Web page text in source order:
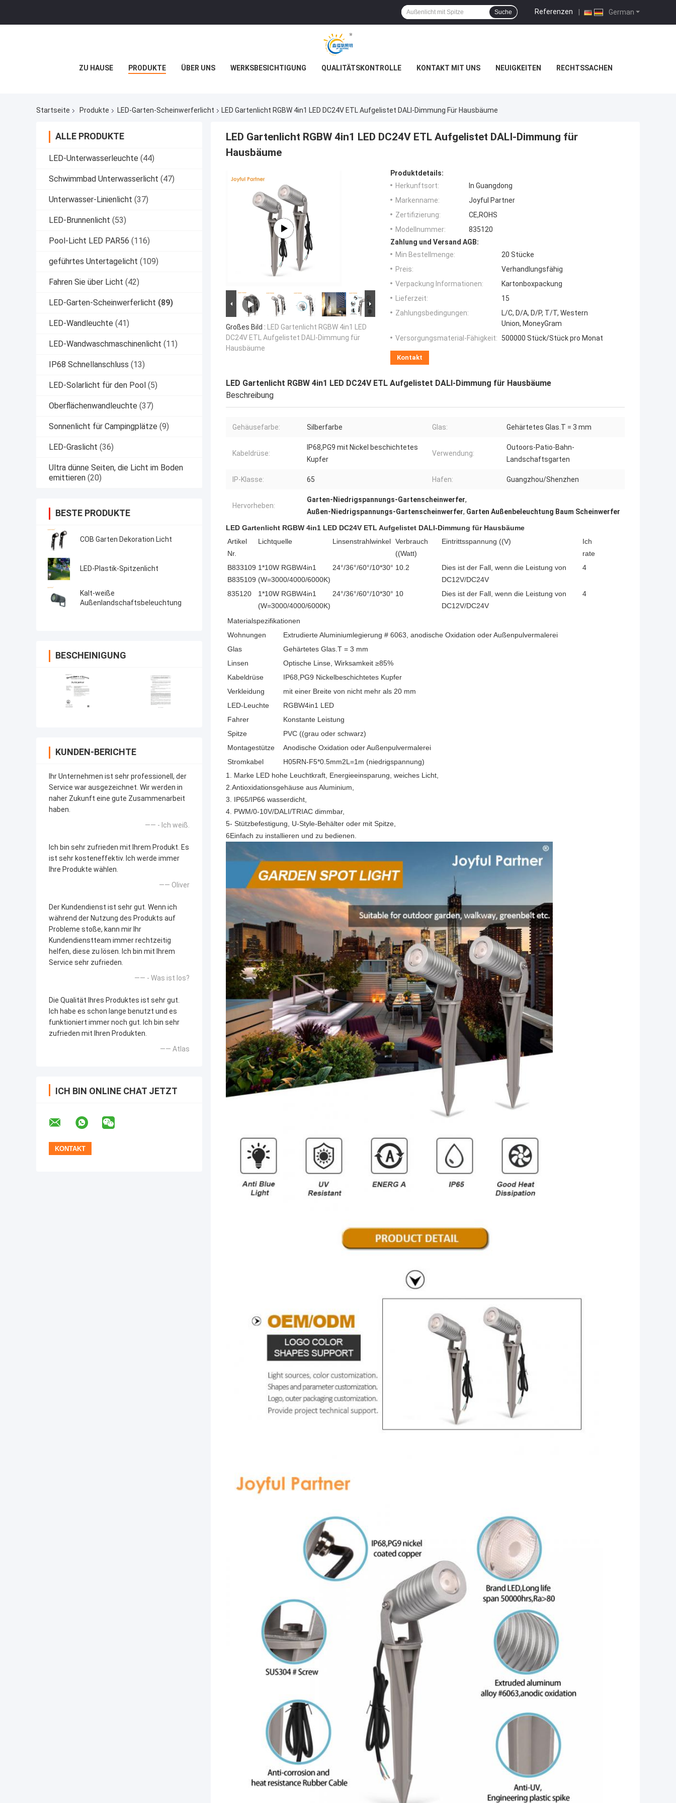
German
Referenzen |
Suche
ZU HAUSE PRODUKTE ÜBER UNS WERKSBESICHTIGUNG QUALITÄTSKONTROLLE KONTAKT MIT UNS NEUIGKEITEN RECHTSSACHEN
Startseite Produkte LED-Garten-Scheinwerferlicht LED Gartenlicht RGBW 4in1 LED DC24V ETL Aufgelistet DALI-Dimmung Für Hausbäume
ALLE PRODUKTE
LED-Unterwasserleuchte (44)
Schwimmbad Unterwasserlicht (47)
Unterwasser-Linienlicht (37)
LED-Brunnenlicht (53)
Pool-Licht LED PAR56 (116)
geführtes Untertagelicht (109)
Fahren Sie über Licht (42)
LED-Garten-Scheinwerferlicht (89)
LED-Wandleuchte (41)
LED-Wandwaschmaschinenlicht (11)
IP68 Schnellanschluss (13)
LED-Solarlicht für den Pool (5)
Oberflächenwandleuchte (37)
Sonnenlicht für Campingplätze (9)
LED-Graslicht (36)
Ultra dünne Seiten, die Licht im Boden
emittieren (20)
BESTE PRODUKTE
COB Garten Dekoration Licht
LED-Plastik-Spitzenlicht
Kalt-weiße
Außenlandschaftsbeleuchtung
BESCHEINIGUNG
KUNDEN-BERICHTE
Ihr Unternehmen ist sehr professionell, der
Service war ausgezeichnet. Wir werden in
naher Zukunft eine gute Zusammenarbeit
haben.
—— - Ich weiß.
Ich bin sehr zufrieden mit Ihrem Produkt. Es
ist sehr kosteneffektiv. Ich werde immer
Ihre Produkte wählen.
—— Oliver
Der Kundendienst ist sehr gut. Wenn ich
während der Nutzung des Produkts auf
Probleme stoße, kann mir Ihr
Kundendienstteam immer rechtzeitig
helfen, diese zu lösen. Ich bin mit Ihrem
Service sehr zufrieden.
—— - Was ist los?
Die Qualität Ihres Produktes ist sehr gut.
Ich habe es schon lange benutzt und es
funktioniert immer noch gut. Ich bin sehr
zufrieden mit Ihren Produkten.
—— Atlas
ICH BIN ONLINE CHAT JETZT
LED Gartenlicht RGBW 4in1 LED DC24V ETL Aufgelistet DALI-Dimmung für
Hausbäume
Großes Bild : LED Gartenlicht RGBW 4in1 LED
DC24V ETL Aufgelistet DALI-Dimmung für
Hausbäume
Produktdetails:
Herkunftsort:
In Guangdong
Markenname:
Joyful Partner
Zertifizierung:
CE,ROHS
Modellnummer:
835120
Zahlung und Versand AGB:
Min Bestellmenge:
20 Stücke
Preis:
Verhandlungsfähig
Verpackung Informationen:
Kartonboxpackung
Lieferzeit:
15
Zahlungsbedingungen:
L/C, D/A, D/P, T/T, Western
Union, MoneyGram
Versorgungsmaterial-Fähigkeit:
500000 Stück/Stück pro Monat
Kontakt
LED Gartenlicht RGBW 4in1 LED DC24V ETL Aufgelistet DALI-Dimmung für Hausbäume
Beschreibung
Gehäusefarbe: Silberfarbe Glas: Gehärtetes Glas.T = 3 mm
Kabeldrüse:
IP68,PG9 mit Nickel beschichtetes
Kupfer
Verwendung:
Outoors-Patio-Bahn-
Landschaftsgarten
IP-Klasse: 65 Hafen: Guangzhou/Shenzhen
Hervorheben:
Garten-Niedrigspannungs-Gartenscheinwerfer,
Außen-Niedrigspannungs-Gartenscheinwerfer, Garten Außenbeleuchtung Baum Scheinwerfer
LED Gartenlicht RGBW 4in1 LED DC24V ETL Aufgelistet DALI-Dimmung für Hausbäume
Artikel
Nr.
Lichtquelle Linsenstrahlwinkel Verbrauch
((Watt)
Eintrittsspannung ((V)
Ich
rate
B833109
B835109
1*10W RGBW4in1
(W=3000/4000/6000K)
24°/36°/60°/10*30° 10.2
Dies ist der Fall, wenn die Leistung von
DC12V/DC24V
4
835120
1*10W RGBW4in1
(W=3000/4000/6000K)
24°/36°/60°/10*30° 10
Dies ist der Fall, wenn die Leistung von
DC12V/DC24V
4
Materialspezifikationen
Wohnungen
Extrudierte Aluminiumlegierung # 6063, anodische Oxidation oder Außenpulvermalerei
Glas
Gehärtetes Glas.T = 3 mm
Linsen
Optische Linse, Wirksamkeit ≥85%
Kabeldrüse
IP68,PG9 Nickelbeschichtetes Kupfer
Verkleidung
mit einer Breite von nicht mehr als 20 mm
LED-Leuchte
RGBW4in1 LED
Fahrer
Konstante Leistung
Spitze
PVC ((grau oder schwarz)
Montagestütze
Anodische Oxidation oder Außenpulvermalerei
Stromkabel
H05RN-F5*0.5mm2L=1m (niedrigspannung)
1. Marke LED hohe Leuchtkraft, Energieeinsparung, weiches Licht,
2.Antioxidationsgehäuse aus Aluminium,
3. IP65/IP66 wasserdicht,
4. PWM/0-10V/DALI/TRIAC dimmbar,
5- Stützbefestigung, U-Style-Behälter oder mit Spitze,
6Einfach zu installieren und zu bedienen.